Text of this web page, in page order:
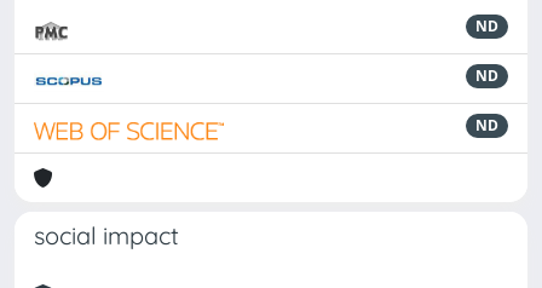
ND
ND
ND
social impact